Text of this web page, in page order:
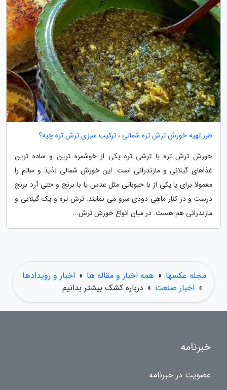
طرز تهیه خورش ترش تره شمالی ، ترکیب سبزی ترش تره چیه؟
خورش ترش تره یا ترشی تره یکی از خوشمزه ترین و ساده ترین
غذاهای گیلانی و مازندرانی است. این خورش شمالی لذیذ و سالم را
معمولا برای یا یکی از با حبوباتی مثل عدس یا با برنج و حتی آرد برنج
درست و در کنار ماهی دودی سرو می نمایند. ترش تره و یک گیلانی و
مازندرانی هم هست. در میان انواع خورش ترش...
مجله عکسها » همه اخبار و مقاله ها » اخبار و رویدادها
» اخبار صنعت » درباره کشک بیشتر بدانیم
خبرنامه
عضویت در خبرنامه